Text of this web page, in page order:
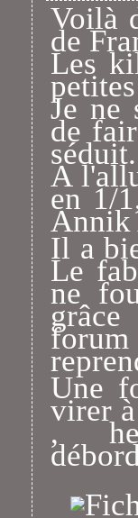
Voilà
de
Les
Je ne
de
séduit.
A
en 1/
Annik
Il a
Le
ne
Une
virer
,